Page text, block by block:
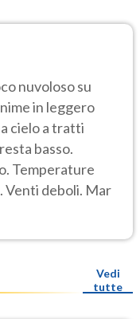
nuvoloso su
in leggero
cielo a tratti
basso.
Temperature
Venti deboli. Mar
Vedi
tutte